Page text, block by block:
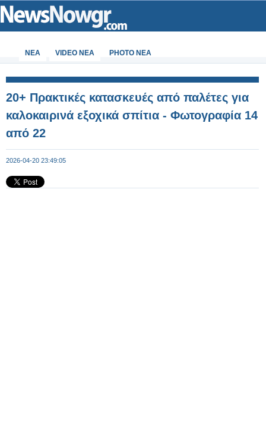
ΝΕΑ VIDEO NEA PHOTO NEA
20+ Πρακτικές κατασκευές από παλέτες για
καλοκαιρινά εξοχικά σπίτια - Φωτογραφία 14
από 22
2026-04-20 23:49:05